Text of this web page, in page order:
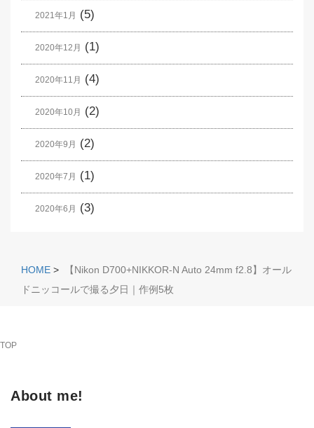
2021年1月 (5)
2020年12月 (1)
2020年11月 (4)
2020年10月 (2)
2020年9月 (2)
2020年7月 (1)
2020年6月 (3)
HOME >
【Nikon D700+NIKKOR-N Auto 24mm f2.8】オール
ドニッコールで撮る夕日｜作例5枚
TOP
About me!